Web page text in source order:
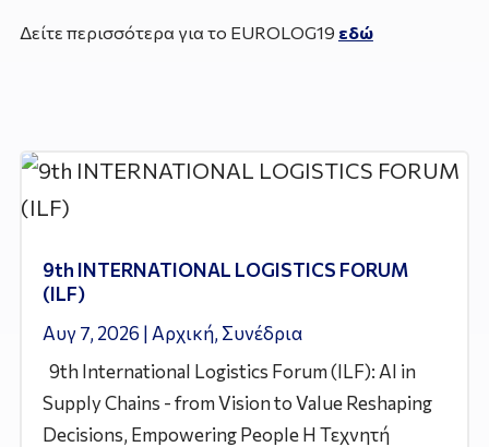
Δείτε περισσότερα για το EUROLOG19 εδώ
9th INTERNATIONAL LOGISTICS FORUM
(ILF)
Αυγ 7, 2026 | Αρχική, Συνέδρια
9th International Logistics Forum (ILF): AI in
Supply Chains - from Vision to Value Reshaping
Decisions, Empowering People Η Τεχνητή